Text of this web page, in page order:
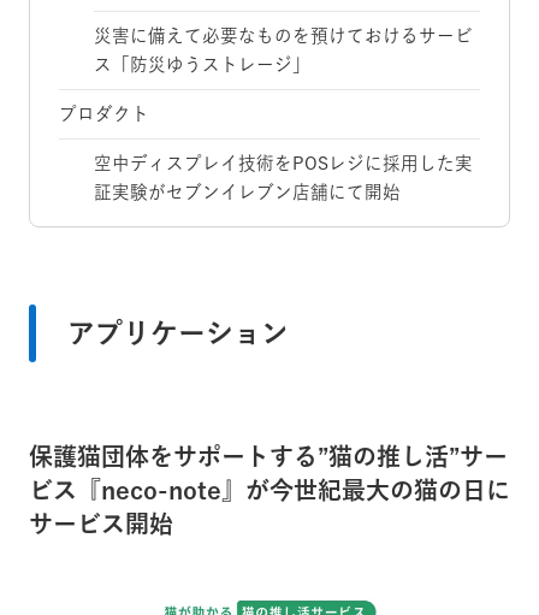
災害に備えて必要なものを預けておけるサービ
ス「防災ゆうストレージ」
プロダクト
空中ディスプレイ技術をPOSレジに採用した実
証実験がセブンイレブン店舗にて開始
アプリケーション
保護猫団体をサポートする”猫の推し活”サー
ビス『neco-note』が今世紀最大の猫の日に
サービス開始